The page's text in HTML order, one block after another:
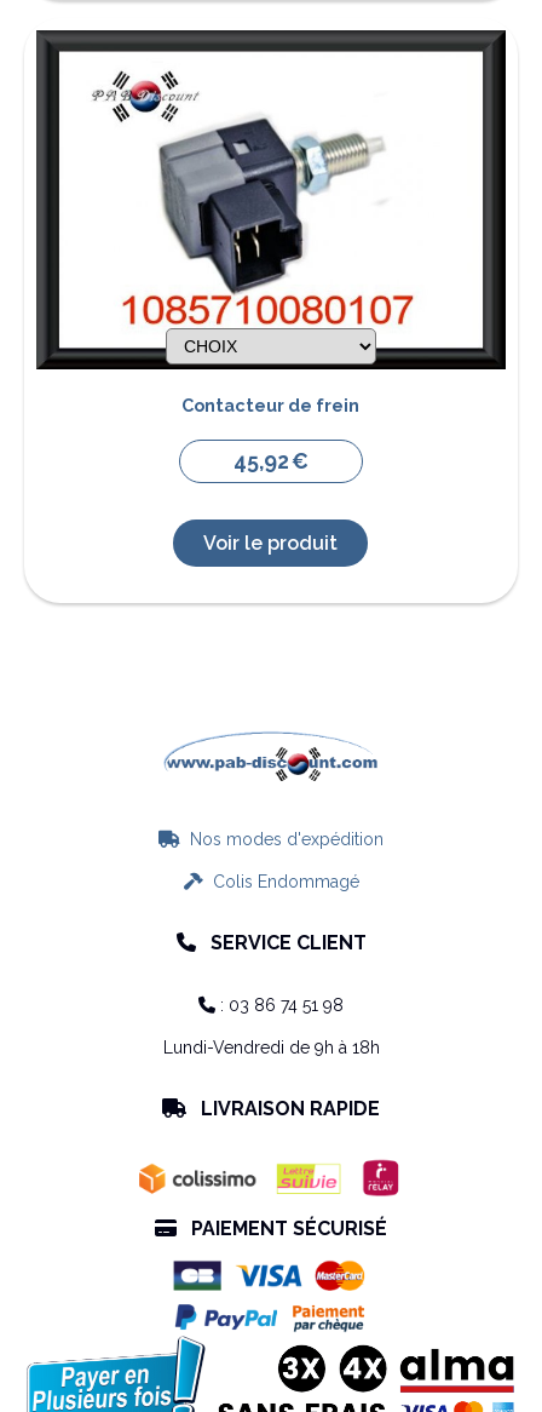
Contacteur de frein
45,92€
Voir le produit
 Nos modes d'expédition
Colis Endommagé
 SERVICE CLIENT
 : 03 86 74 51 98
Lundi-Vendredi de 9h à 18h
 LIVRAISON RAPIDE
 PAIEMENT SÉCURISÉ